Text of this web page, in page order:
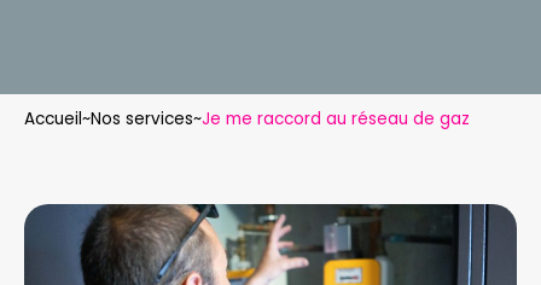
Accueil~Nos services~Je me raccord au réseau de gaz